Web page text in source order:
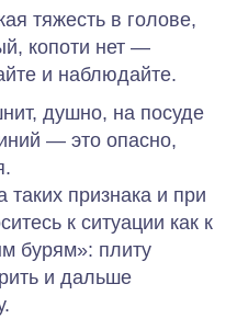
тяжесть в голове,
копоти нет —
и наблюдайте.
душно, на посуде
— это опасно,
.
признака и при
к ситуации как к
бурям»: плиту
и дальше